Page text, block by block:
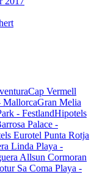
Cap Vermell
MallorcaGran Melia
- FestlandHipotels
Palace -
Eurotel Punta Rotja
Linda Playa -
Allsun Cormoran
Sa Coma Playa -